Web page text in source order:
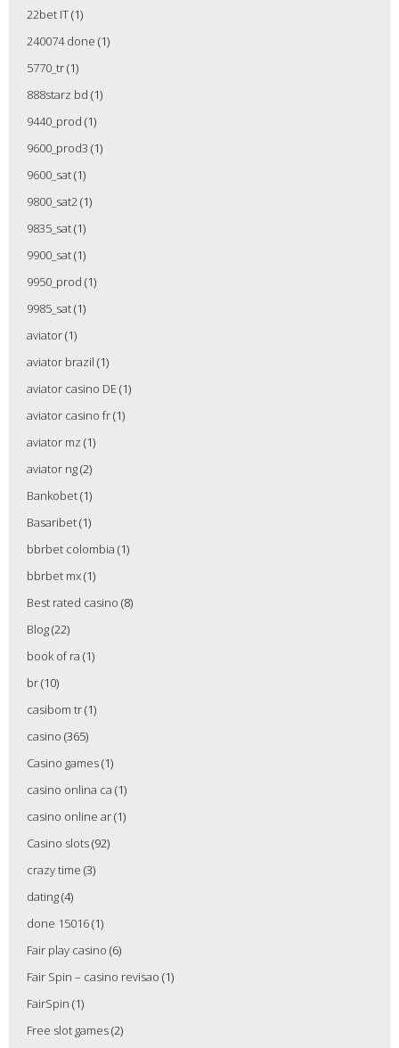
22bet IT(1)
240074 done (1)
5770_tr(1)
888starz bd (1)
9440_prod (1)
9600_prod3 (1)
9600_sat(1)
9800_sat2(1)
9835_sat(1)
9900_sat(1)
9950_prod (1)
9985_sat(1)
aviator(1)
aviator brazil (1)
aviator casino DE(1)
aviator casino fr(1)
aviator mz (1)
aviator ng(2)
Bankobet(1)
Basaribet(1)
bbrbet colombia (1)
bbrbet mx(1)
Best rated casino (8)
Blog(22)
book of ra (1)
br(10)
casibom tr(1)
casino (365)
Casino games(1)
casino onlina ca (1)
casino online ar(1)
Casino slots(92)
crazy time (3)
dating(4)
done 15016(1)
Fair play casino (6)
Fair Spin – casino revisao (1)
FairSpin (1)
Free slot games(2)